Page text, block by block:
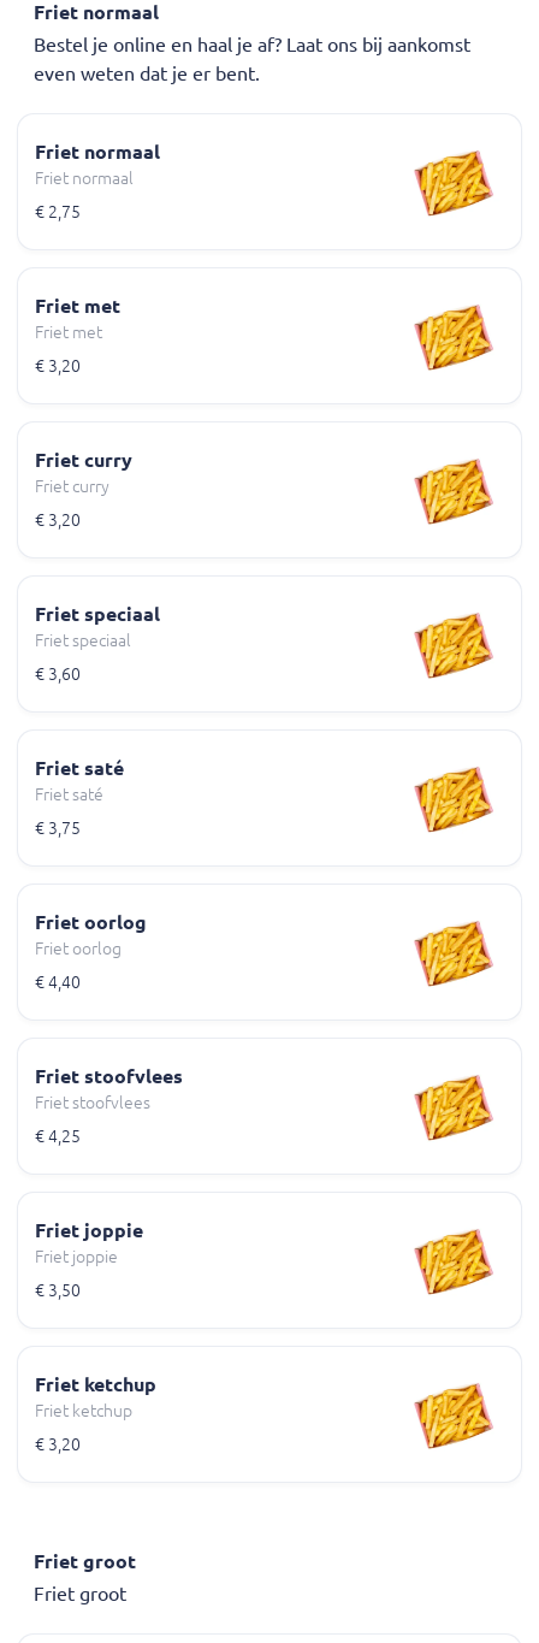
Friet normaal
Bestel je online en haal je af? Laat ons bij aankomst
even weten dat je er bent.
Friet normaal
Friet normaal
€ 2,75
Friet met
Friet met
€ 3,20
Friet curry
Friet curry
€ 3,20
Friet speciaal
Friet speciaal
€ 3,60
Friet saté
Friet saté
€ 3,75
Friet oorlog
Friet oorlog
€ 4,40
Friet stoofvlees
Friet stoofvlees
€ 4,25
Friet joppie
Friet joppie
€ 3,50
Friet ketchup
Friet ketchup
€ 3,20
Friet groot
Friet groot